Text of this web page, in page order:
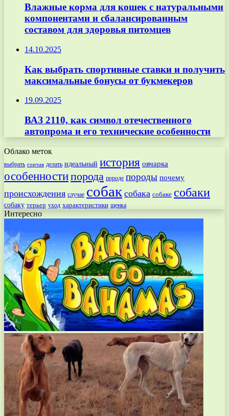
Влажные корма для кошек с натуральными
компонентами и сбалансированным
составом для здоровья питомцев
14.10.2025
Как выбрать спортивные ставки и получить
максимальные бонусы от букмекеров
19.09.2025
ВАЗ 2110, как символ отечественного
автопрома и его технические особенности
Облако меток
выбрать гончая делать идеальный история овчарка
особенностипорода породе породы почему
происхождения случае собак собака собаке собаки
собаку терьер уход характеристики щенка
Интересно